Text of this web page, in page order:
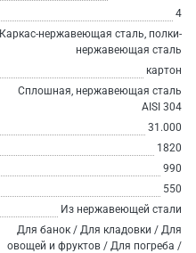
4
Каркас-нержавеющая сталь, полки-
нержавеющая сталь
картон
Сплошная, нержавеющая сталь
AISI 304
31.000
1820
990
550
Из нержавеющей стали
Для банок / Для кладовки / Для
овощей и фруктов / Для погреба /